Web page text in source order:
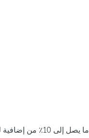
ما يصل إلى 10٪ من إضافية لكل غرفة تراكم